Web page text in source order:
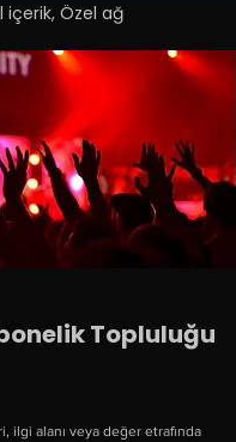
içerik, Özel ağ
Topluluğu
ilgi alanı veya değer etrafında